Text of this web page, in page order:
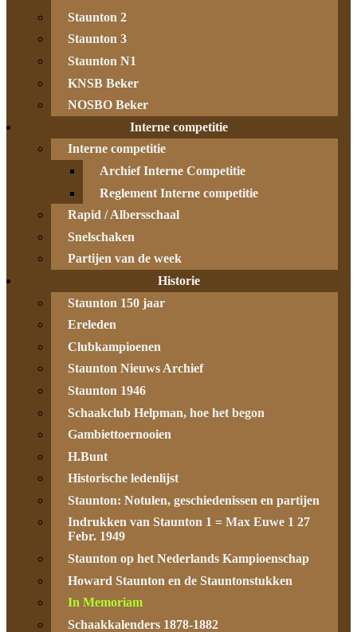
Staunton 2
Staunton 3
Staunton N1
KNSB Beker
NOSBO Beker
Interne competitie
Interne competitie
Archief Interne Competitie
Reglement Interne competitie
Rapid / Albersschaal
Snelschaken
Partijen van de week
Historie
Staunton 150 jaar
Ereleden
Clubkampioenen
Staunton Nieuws Archief
Staunton 1946
Schaakclub Helpman, hoe het begon
Gambiettoernooien
H.Bunt
Historische ledenlijst
Staunton: Notulen, geschiedenissen en partijen
Indrukken van Staunton 1 = Max Euwe 1 27
Febr. 1949
Staunton op het Nederlands Kampioenschap
Howard Staunton en de Stauntonstukken
In Memoriam
Schaakkalenders 1878-1882